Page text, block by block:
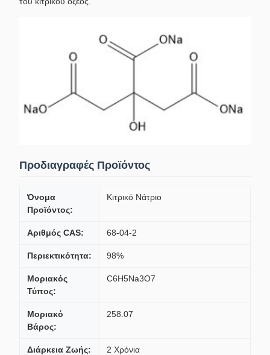
Προδιαγραφές Προϊόντος
Όνομα
Προϊόντος:
Κιτρικό Νάτριο
Αριθμός CAS: 68-04-2
Περιεκτικότητα: 98%
Μοριακός
Τύπος:
C6H5Na3O7
Μοριακό
Βάρος:
258.07
Διάρκεια Ζωής: 2 Χρόνια